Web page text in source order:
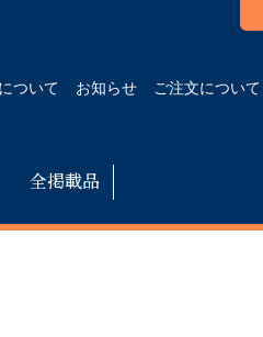
ついて お知らせ ご注文について
全掲載品